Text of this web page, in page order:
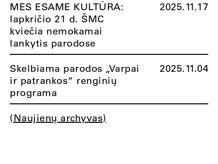
MES ESAME KULTŪRA:
lapkričio 21 d. ŠMC
kviečia nemokamai
lankytis parodose
2025.11.17
Skelbiama parodos „Varpai
ir patrankos“ renginių
programa
2025.11.04
(Naujienų archyvas)